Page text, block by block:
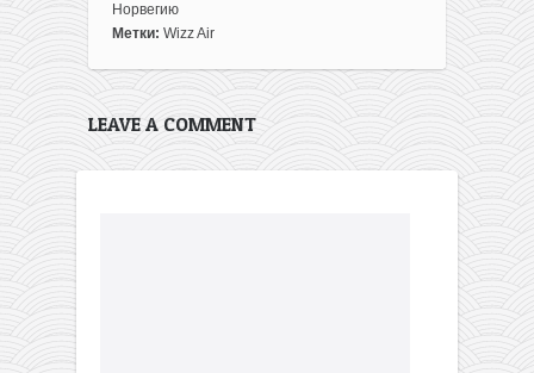
Норвегию
Метки: Wizz Air
LEAVE A COMMENT